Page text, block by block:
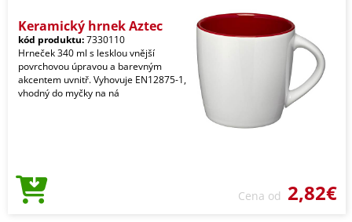
Keramický hrnek Aztec
kód produktu:7330110
Hrneček 340 ml s lesklou vnější
povrchovou úpravou a barevným
akcentem uvnitř. Vyhovuje EN12875-1,
vhodný do myčky na ná
Cena od 2,82€